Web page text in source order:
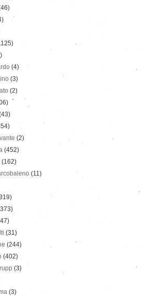
(4)
(3)
(2)
(2)
(452)
(162)
(11)
(31)
(244)
(402)
(3)
(3)